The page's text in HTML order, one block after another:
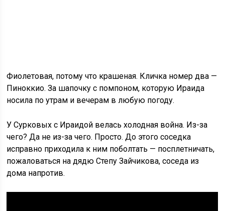
Фиолетовая, потому что крашеная. Кличка номер два —
Пиноккио. За шапочку с помпоном, которую Ираида
носила по утрам и вечерам в любую погоду.
У Сурковых с Ираидой велась холодная война. Из-за
чего? Да не из-за чего. Просто. До этого соседка
исправно приходила к ним поболтать — посплетничать,
пожаловаться на дядю Степу Зайчикова, соседа из
дома напротив.